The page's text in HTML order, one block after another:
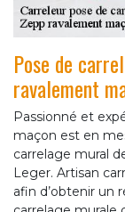
Pose de
ravalement
Passionné et
maçon est en
carrelage mural
Leger. Artisan
afin d’obtenir un